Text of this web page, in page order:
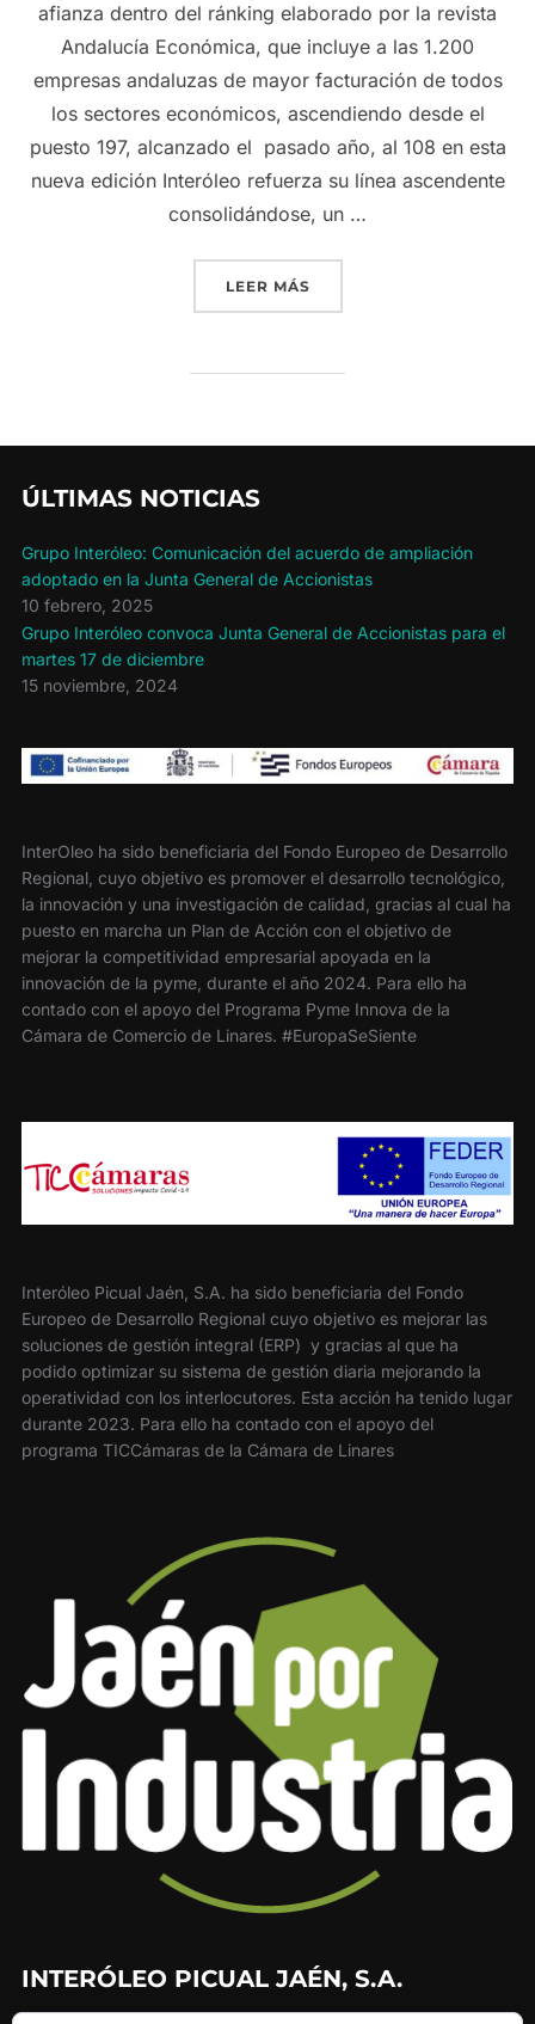
afianza dentro del ránking elaborado por la revista
Andalucía Económica, que incluye a las 1.200
empresas andaluzas de mayor facturación de todos
los sectores económicos, ascendiendo desde el
puesto 197, alcanzado el pasado año, al 108 en esta
nueva edición Interóleo refuerza su línea ascendente
consolidándose, un …
LEER MÁS«GRUPO INTERÓLEO
ÚLTIMAS NOTICIAS
Grupo Interóleo: Comunicación del acuerdo de ampliación
adoptado en la Junta General de Accionistas
10 febrero, 2025
Grupo Interóleo convoca Junta General de Accionistas para el
martes 17 de diciembre
15 noviembre, 2024
InterOleo ha sido beneficiaria del Fondo Europeo de Desarrollo
Regional, cuyo objetivo es promover el desarrollo tecnológico,
la innovación y una investigación de calidad, gracias al cual ha
puesto en marcha un Plan de Acción con el objetivo de
mejorar la competitividad empresarial apoyada en la
innovación de la pyme, durante el año 2024. Para ello ha
contado con el apoyo del Programa Pyme Innova de la
Cámara de Comercio de Linares. #EuropaSeSiente
Interóleo Picual Jaén, S.A. ha sido beneficiaria del Fondo
Europeo de Desarrollo Regional cuyo objetivo es mejorar las
soluciones de gestión integral (ERP) y gracias al que ha
podido optimizar su sistema de gestión diaria mejorando la
operatividad con los interlocutores. Esta acción ha tenido lugar
durante 2023. Para ello ha contado con el apoyo del
programa TICCámaras de la Cámara de Linares
INTERÓLEO PICUAL JAÉN, S.A.